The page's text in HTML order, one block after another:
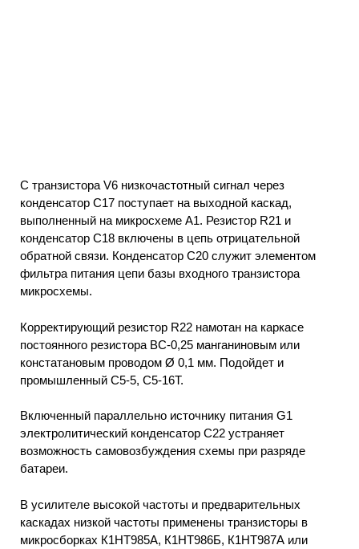
С транзистора V6 низкочастотный сигнал через
конденсатор С17 поступает на выходной каскад,
выполненный на микросхеме А1. Резистор R21 и
конденсатор С18 включены в цепь отрицательной
обратной связи. Конденсатор С20 служит элементом
фильтра питания цепи базы входного транзистора
микросхемы.
Корректирующий резистор R22 намотан на каркасе
постоянного резистора ВС-0,25 манганиновым или
констатановым проводом Ø 0,1 мм. Подойдет и
промышленный С5-5, С5-16Т.
Включенный параллельно источнику питания G1
электролитический конденсатор С22 устраняет
возможность самовозбуждения схемы при разряде
батареи.
В усилителе высокой частоты и предварительных
каскадах низкой частоты применены транзисторы в
микросборках К1НТ985А, К1НТ986Б, К1НТ987А или